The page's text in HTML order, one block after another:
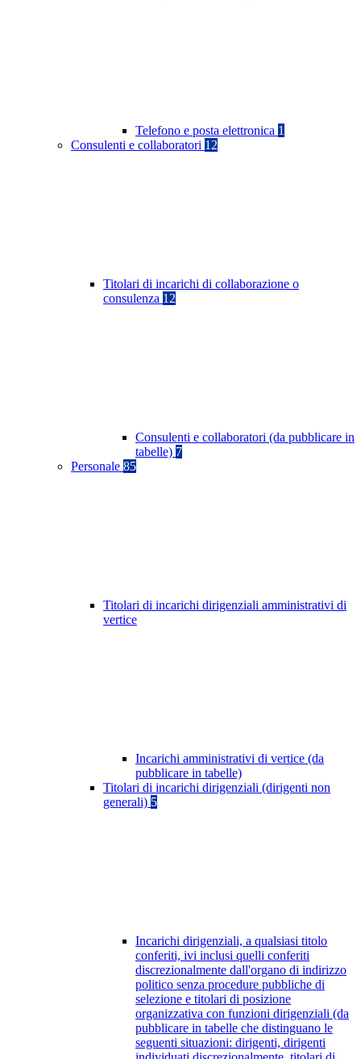
Telefono e posta elettronica 1
Consulenti e collaboratori 12
Titolari di incarichi di collaborazione o
consulenza 12
Consulenti e collaboratori (da pubblicare in
tabelle) 7
Personale 85
Titolari di incarichi dirigenziali amministrativi di
vertice
Incarichi amministrativi di vertice (da
pubblicare in tabelle)
Titolari di incarichi dirigenziali (dirigenti non
generali) 5
Incarichi dirigenziali, a qualsiasi titolo
conferiti, ivi inclusi quelli conferiti
discrezionalmente dall'organo di indirizzo
politico senza procedure pubbliche di
selezione e titolari di posizione
organizzativa con funzioni dirigenziali (da
pubblicare in tabelle che distinguano le
seguenti situazioni: dirigenti, dirigenti